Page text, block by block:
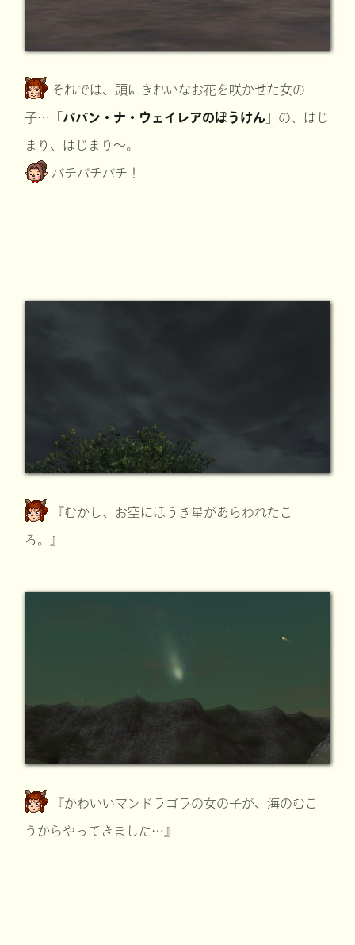
それでは、頭にきれいなお花を咲かせた女の
子…「ババン・ナ・ウェイレアのぼうけん 」の、はじ
まり、はじまり～。
パチパチパチ！
『むかし、お空にほうき星があらわれたこ
ろ。』
『かわいいマンドラゴラの女の子が、海のむこ
うからやってきました…』